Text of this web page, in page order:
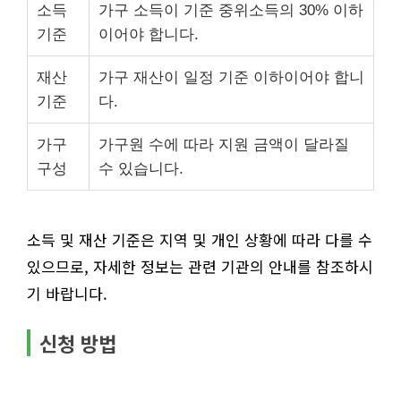
소득
기준
가구 소득이 기준 중위소득의 30% 이하
이어야 합니다.
재산
기준
가구 재산이 일정 기준 이하이어야 합니
다.
가구
구성
가구원 수에 따라 지원 금액이 달라질
수 있습니다.
소득 및 재산 기준은 지역 및 개인 상황에 따라 다를 수
있으므로, 자세한 정보는 관련 기관의 안내를 참조하시
기 바랍니다.
신청 방법